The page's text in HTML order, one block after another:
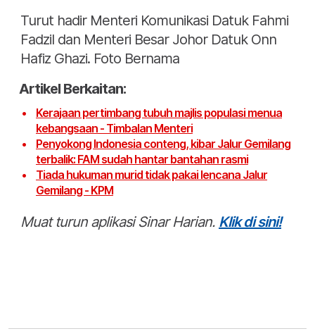
Turut hadir Menteri Komunikasi Datuk Fahmi
Fadzil dan Menteri Besar Johor Datuk Onn
Hafiz Ghazi. Foto Bernama
Artikel Berkaitan:
Kerajaan pertimbang tubuh majlis populasi menua
kebangsaan - Timbalan Menteri
Penyokong Indonesia conteng, kibar Jalur Gemilang
terbalik: FAM sudah hantar bantahan rasmi
Tiada hukuman murid tidak pakai lencana Jalur
Gemilang - KPM
Muat turun aplikasi Sinar Harian. Klik di sini!